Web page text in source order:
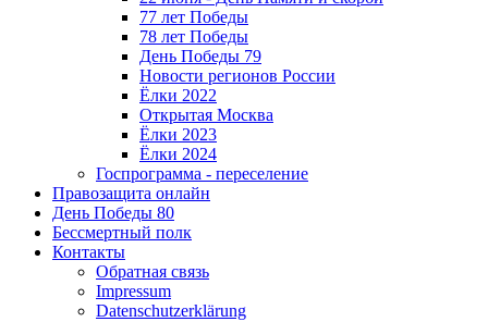
77 лет Победы
78 лет Победы
День Победы 79
Новости регионов России
Ёлки 2022
Открытая Москва
Ёлки 2023
Ёлки 2024
Госпрограмма - переселение
Правозащита онлайн
День Победы 80
Бессмертный полк
Контакты
Обратная связь
Impressum
Datenschutzerklärung